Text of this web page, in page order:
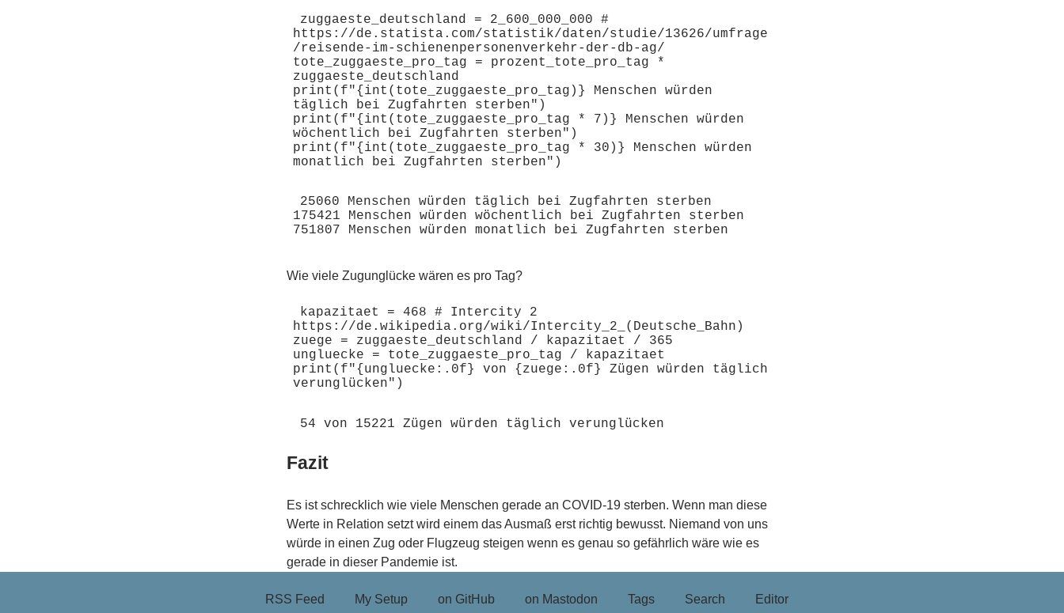
zuggaeste_deutschland = 2_600_000_000 #
https://de.statista.com/statistik/daten/studie/13626/umfrage
/reisende-im-schienenpersonenverkehr-der-db-ag/
tote_zuggaeste_pro_tag = prozent_tote_pro_tag *
zuggaeste_deutschland
print(f"{int(tote_zuggaeste_pro_tag)} Menschen würden
täglich bei Zugfahrten sterben")
print(f"{int(tote_zuggaeste_pro_tag * 7)} Menschen würden
wöchentlich bei Zugfahrten sterben")
print(f"{int(tote_zuggaeste_pro_tag * 30)} Menschen würden
25060 Menschen würden täglich bei Zugfahrten sterben
175421 Menschen würden wöchentlich bei Zugfahrten sterben
Wie viele Zugunglücke wären es pro Tag?
kapazitaet = 468 # Intercity 2
https://de.wikipedia.org/wiki/Intercity_2_(Deutsche_Bahn)
zuege = zuggaeste_deutschland / kapazitaet / 365
ungluecke = tote_zuggaeste_pro_tag / kapazitaet
print(f"{ungluecke:.0f} von {zuege:.0f} Zügen würden täglich
Fazit
Es ist schrecklich wie viele Menschen gerade an COVID-19 sterben. Wenn man diese
Werte in Relation setzt wird einem das Ausmaß erst richtig bewusst. Niemand von uns
würde in einen Zug oder Flugzeug steigen wenn es genau so gefährlich wäre wie es
gerade in dieser Pandemie ist.
RSS Feed My Setup on GitHub on Mastodon Tags Search Editor